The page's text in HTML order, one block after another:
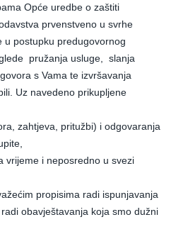
Opće uredbe o zaštiti
prvenstveno u svrhe
postupku predugovornog
pružanja usluge, slanja
s Vama te izvršavanja
Uz navedeno prikupljene
zahtjeva, pritužbi) i odgovaranja
vrijeme i neposredno u svezi
propisima radi ispunjavanja
obavještavanja koja smo dužni